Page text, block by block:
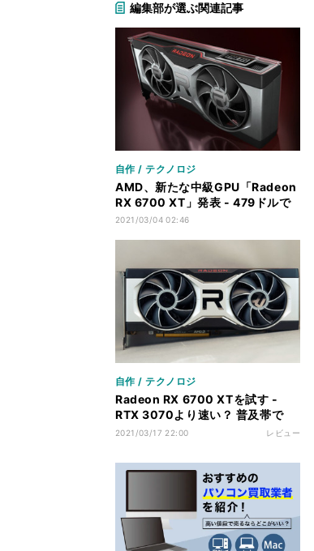
編集部が選ぶ関連記事
自作 / テクノロジ
AMD、新たな中級GPU「Radeon
RX 6700 XT」発表 - 479ドルで
RTX 3070対抗
2021/03/04 02:46
自作 / テクノロジ
Radeon RX 6700 XTを試す -
RTX 3070より速い？ 普及帯で
NVIDIAと真っ向勝負
2021/03/17 22:00 レビュー